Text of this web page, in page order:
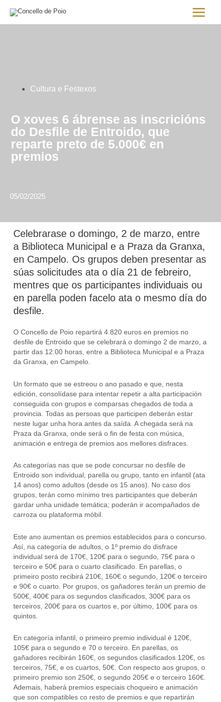
contenido
Main
Menu
Cultura e Festexos
O xoves 6 ábrense as inscricións
do Desfile de Entroido, que
reparte preto de 5.000€ en
premios
05/02/2025
Celebrarase o domingo, 2 de marzo, entre
a Biblioteca Municipal e a Praza da Granxa,
en Campelo. Os grupos deben presentar as
súas solicitudes ata o día 21 de febreiro,
mentres que os participantes individuais ou
en parella poden facelo ata o mesmo día do
desfile.
O Concello de Poio repartirá 4.820 euros en premios no
desfile de Entroido que se celebrará o domingo 2 de marzo, a
partir das 12.00 horas, entre a Biblioteca Municipal e a Praza
da Granxa, en Campelo.
Un formato que se estreou o ano pasado e que, nesta
edición, consolídase para intentar repetir a alta participación
conseguida con grupos e comparsas chegados de toda a
provincia. Todas as persoas que participen deberán estar
neste lugar unha hora antes da saída. A chegada será na
Praza da Granxa, onde será o fin de festa con música,
animación e entrega de premios aos mellores disfraces.
As categorías nas que se pode concursar no desfile de
Entroido son individual, parella ou grupo, tanto en infantil (ata
14 anos) como adultos (desde os 15 anos). No caso dos
grupos, terán como mínimo tres participantes que deberán
gardar unha unidade temática; poderán ir acompañados de
carroza ou plataforma móbil.
Este ano aumentan os premios establecidos para o concurso.
Así, na categoría de adultos, o 1º premio do disfrace
individual será de 170€, 120€ para o segundo, 75€ para o
terceiro e 50€ para o cuarto clasificado. En parellas, o
primeiro posto recibirá 210€, 160€ o segundo, 120€ o terceiro
e 90€ o cuarto. Por grupos, os gañadores terán un premio de
500€, 400€ para os segundos clasificados, 300€ para os
terceiros, 200€ para os cuartos e, por último, 100€ para os
quintos.
En categoría infantil, o primeiro premio individual é 120€,
105€ para o segundo e 70 o terceiro. En parellas, os
gañadores recibirán 160€, os segundos clasificados 120€, os
terceiros, 75€, e os cuartos, 50€. Con respecto aos grupos, o
primeiro premio son 250€, o segundo 205€ e o terceiro 160€.
Ademais, haberá premios especiais choqueiro e animación
que son compatibles co resto de premios e que repartirán